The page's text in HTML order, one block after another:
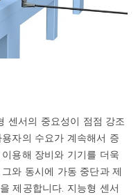
센서의 중요성이 점점 강조
용자의 수요가 계속해서 증
이용해 장비와 기기를 더욱
그와 동시에 가동 중단과 제
제공합니다. 지능형 센서